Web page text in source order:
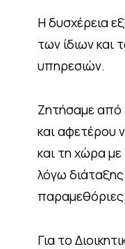
Η δυσχέρεια
των ίδιων και
υπηρεσιών.
Ζητήσαμε από
και αφετέρου
και τη χώρα
λόγω
παραμεθόριες
Για το